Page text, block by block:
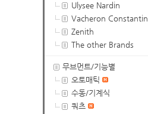
Ulysee Nardin
Vacheron Constantin
Zenith
The other Brands
무브먼트/기능별
오토매틱
수동/기계식
쿼츠